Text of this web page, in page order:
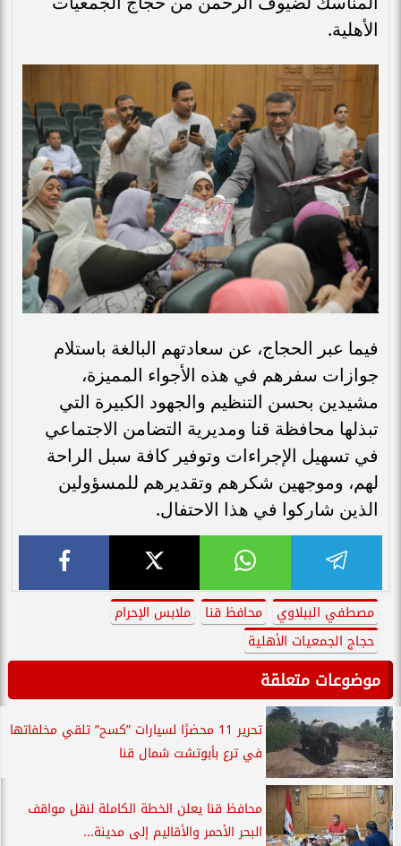
الأهلية.
فيما عبر الحجاج، عن سعادتهم البالغة باستلام
جوازات سفرهم في هذه الأجواء المميزة،
مشيدين بحسن التنظيم والجهود الكبيرة التي
تبذلها محافظة قنا ومديرية التضامن الاجتماعي
في تسهيل الإجراءات وتوفير كافة سبل الراحة
لهم، وموجهين شكرهم وتقديرهم للمسؤولين
الذين شاركوا في هذا الاحتفال.
مصطفي الببلاوي محافظ قنا
ملابس الإحرام
حجاج الجمعيات الأهلية
موضوعات متعلقة
تحرير 11 محضرًا لسيارات ”كسح” تلقي مخلفاتها
في ترع بأبوتشت شمال قنا
محافظ قنا يعلن الخطة الكاملة لنقل مواقف
البحر الأحمر والأقاليم إلى مدينة...